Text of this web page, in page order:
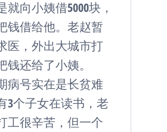
向小姨借5000块，
钱借给他。老赵暂
医，外出大城市打
还给了小姨。
病号实在是长贫难
3个子女在读书，老
工很辛苦，但一个